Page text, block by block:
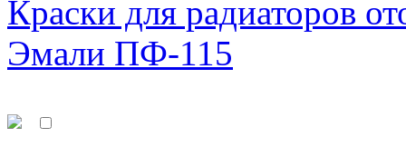
Краски для радиаторов
Эмали ПФ-115